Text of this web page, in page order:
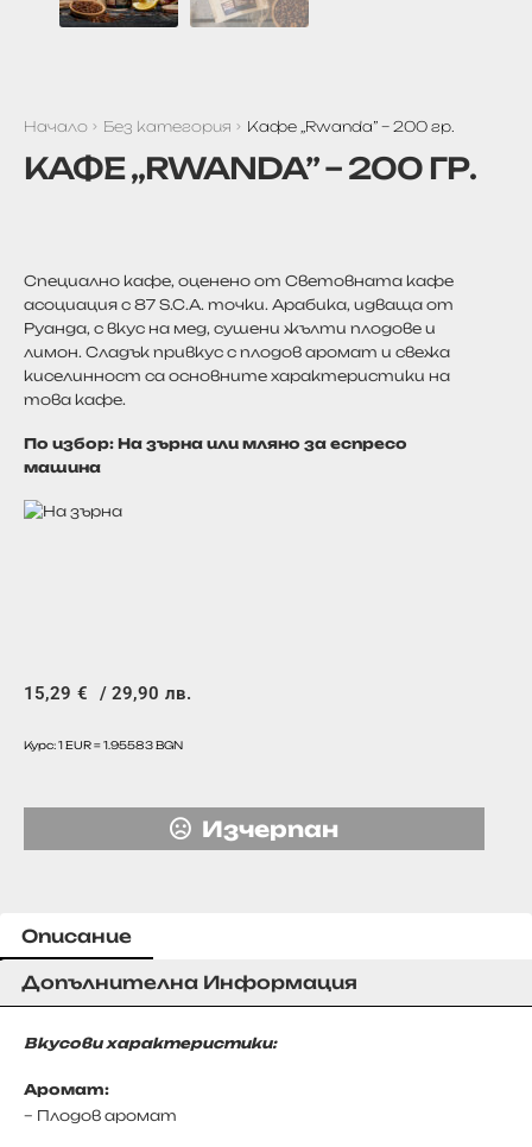
Начало Без категория Кафе ,,Rwanda” – 200 гр.
КАФЕ ,,RWANDA” – 200 ГР.
Специално кафе, оценено от Световната кафе
асоциация с 87 S.C.A. точки. Арабика, идваща от
Руанда, с вкус на мед, сушени жълти плодове и
лимон. Сладък привкус с плодов аромат и свежа
киселинност са основните характеристики на
това кафе.
По избор: На зърна или мляно за еспресо
машина
15,29 € / 29,90 лв.
Курс: 1 EUR = 1.95583 BGN
Изчерпан
Описание
Допълнителна Информация
Вкусови характеристики:
Аромат:
– Плодов аромат